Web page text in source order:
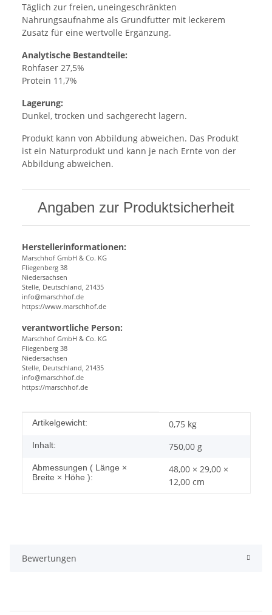
Täglich zur freien, uneingeschränkten
Nahrungsaufnahme als Grundfutter mit leckerem
Zusatz für eine wertvolle Ergänzung.
Analytische Bestandteile:
Rohfaser 27,5%
Protein 11,7%
Lagerung:
Dunkel, trocken und sachgerecht lagern.
Produkt kann von Abbildung abweichen. Das Produkt
ist ein Naturprodukt und kann je nach Ernte von der
Abbildung abweichen.
Angaben zur Produktsicherheit
Herstellerinformationen:
Marschhof GmbH & Co. KG
Fliegenberg 38
Niedersachsen
Stelle, Deutschland, 21435
info@marschhof.de
https://www.marschhof.de
verantwortliche Person:
Marschhof GmbH & Co. KG
Fliegenberg 38
Niedersachsen
Stelle, Deutschland, 21435
info@marschhof.de
https://marschhof.de
Produkteigenschaft
Wert
Artikelgewicht: 0,75 kg
Inhalt: 750,00 g
Abmessungen ( Länge ×
Breite × Höhe ):
48,00 × 29,00 ×
12,00 cm
Bewertungen